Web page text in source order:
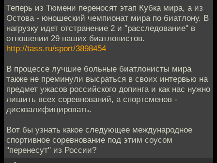
Теперь из Тюмени переносят этап Кубка мира, а из
Остова - юношеский чемпионат мира по биатлону. В
нагрузку идет отстранение 2 и "расследование" в
отношении 29 наших биатлонистов.
http://tass.ru/sport/3898454
В процессе лучшие больные биатлонисты мира
также не преминули высраться в своих интервью на
предмет ужасов российского допинга и как нас нужно
лишить всех соревнований, а спортсменов -
дисквалифицировать.
Вот бы узнать какое следующее международное
спортивное соревнование под этим соусом
"перенесут" из России?